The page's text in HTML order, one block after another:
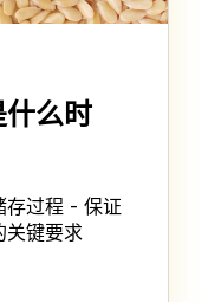
么时
存过程 - 保证
关键要求